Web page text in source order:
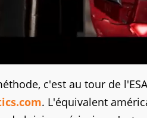
c'est au tour de
. L'équivalent